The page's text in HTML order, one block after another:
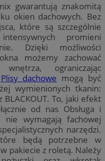
gwarantują znakomitą
okien dachowych. Bez
które są szczególnie
promieni
Dzięki możliwości
możemy zachować
ograniczając
Plisy dachowe mogą być
wymienionych tkanin:
To, jaki efekt
od nas Obsługa i
wymagają fachowej
narzędzi.
będą potrzebne w
pakiecie z roletą. Należy